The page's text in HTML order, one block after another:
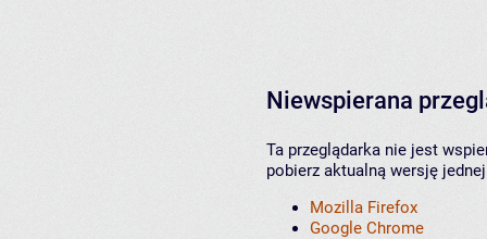
Niewspierana
Ta przeglądarka nie jest
pobierz aktualną wersję
Mozilla Firefox
Google Chrome